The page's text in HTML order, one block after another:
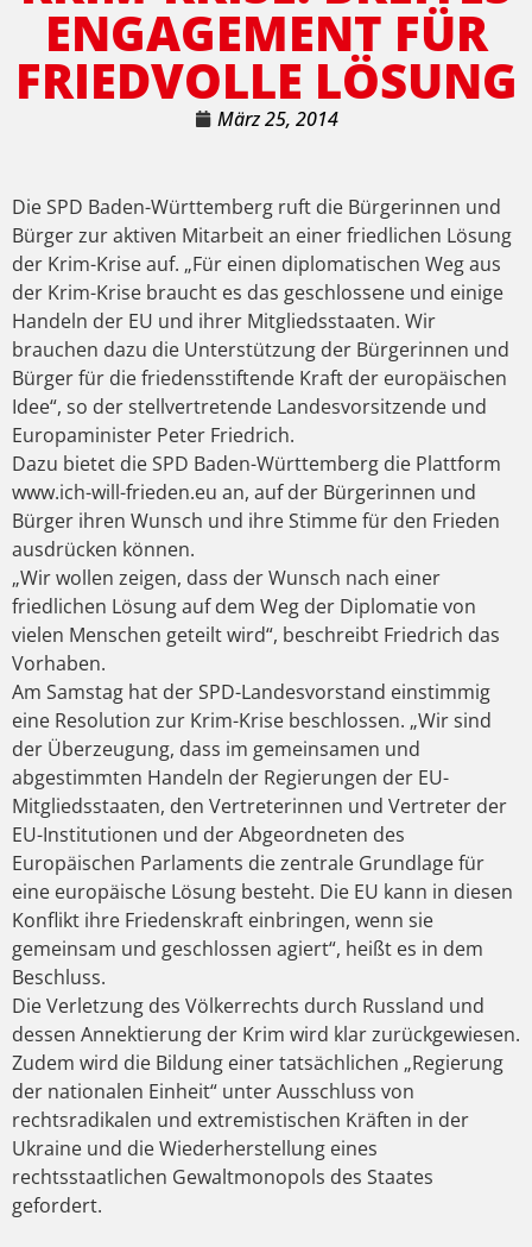
ENGAGEMENT FÜR
FRIEDVOLLE LÖSUNG
März 25, 2014
Die SPD Baden-Württemberg ruft die Bürgerinnen und
Bürger zur aktiven Mitarbeit an einer friedlichen Lösung
der Krim-Krise auf. „Für einen diplomatischen Weg aus
der Krim-Krise braucht es das geschlossene und einige
Handeln der EU und ihrer Mitgliedsstaaten. Wir
brauchen dazu die Unterstützung der Bürgerinnen und
Bürger für die friedensstiftende Kraft der europäischen
Idee“, so der stellvertretende Landesvorsitzende und
Europaminister Peter Friedrich.
Dazu bietet die SPD Baden-Württemberg die Plattform
www.ich-will-frieden.eu an, auf der Bürgerinnen und
Bürger ihren Wunsch und ihre Stimme für den Frieden
ausdrücken können.
„Wir wollen zeigen, dass der Wunsch nach einer
friedlichen Lösung auf dem Weg der Diplomatie von
vielen Menschen geteilt wird“, beschreibt Friedrich das
Vorhaben.
Am Samstag hat der SPD-Landesvorstand einstimmig
eine Resolution zur Krim-Krise beschlossen. „Wir sind
der Überzeugung, dass im gemeinsamen und
abgestimmten Handeln der Regierungen der EU-
Mitgliedsstaaten, den Vertreterinnen und Vertreter der
EU-Institutionen und der Abgeordneten des
Europäischen Parlaments die zentrale Grundlage für
eine europäische Lösung besteht. Die EU kann in diesen
Konflikt ihre Friedenskraft einbringen, wenn sie
gemeinsam und geschlossen agiert“, heißt es in dem
Beschluss.
Die Verletzung des Völkerrechts durch Russland und
dessen Annektierung der Krim wird klar zurückgewiesen.
Zudem wird die Bildung einer tatsächlichen „Regierung
der nationalen Einheit“ unter Ausschluss von
rechtsradikalen und extremistischen Kräften in der
Ukraine und die Wiederherstellung eines
rechtsstaatlichen Gewaltmonopols des Staates
gefordert.